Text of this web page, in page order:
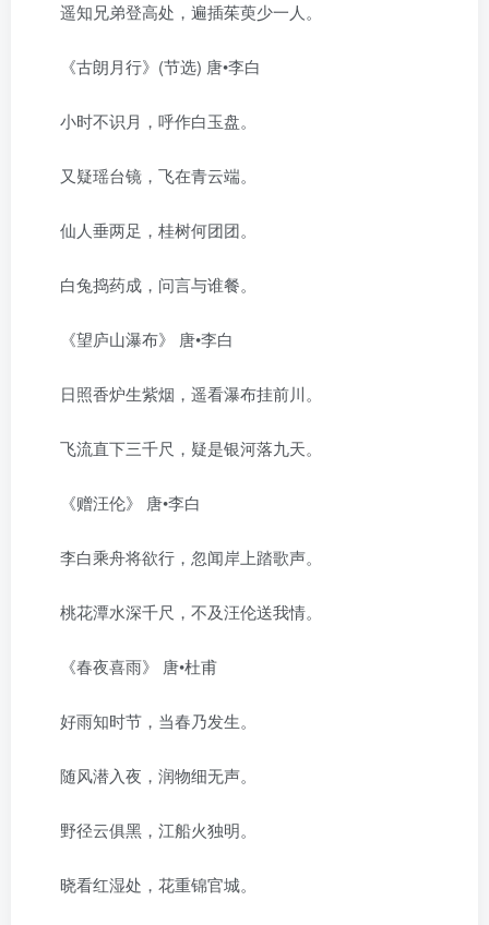
遥知兄弟登高处，遍插茱萸少一人。
《古朗月行》(节选) 唐•李白
小时不识月，呼作白玉盘。
又疑瑶台镜，飞在青云端。
仙人垂两足，桂树何团团。
白兔捣药成，问言与谁餐。
《望庐山瀑布》 唐•李白
日照香炉生紫烟，遥看瀑布挂前川。
飞流直下三千尺，疑是银河落九天。
《赠汪伦》 唐•李白
李白乘舟将欲行，忽闻岸上踏歌声。
桃花潭水深千尺，不及汪伦送我情。
《春夜喜雨》 唐•杜甫
好雨知时节，当春乃发生。
随风潜入夜，润物细无声。
野径云俱黑，江船火独明。
晓看红湿处，花重锦官城。